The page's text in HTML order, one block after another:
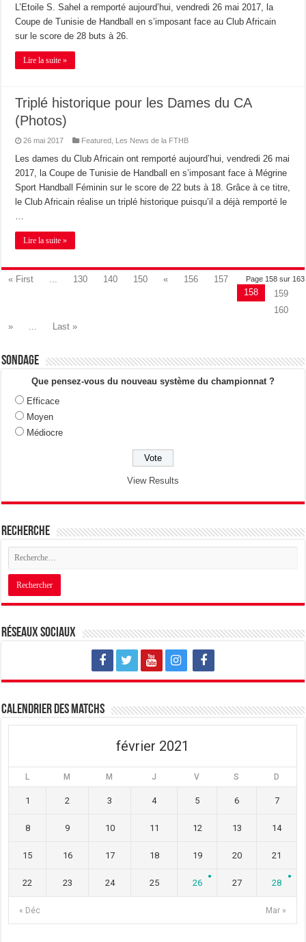
L’Etoile S. Sahel a remporté aujourd’hui, vendredi 26 mai 2017, la
Coupe de Tunisie de Handball en s’imposant face au Club Africain
sur le score de 28 buts à 26.
Lire la suite »
Triplé historique pour les Dames du CA
(Photos)
26 mai 2017 Featured Les News de la FTHB
Les dames du Club Africain ont remporté aujourd’hui, vendredi 26 mai
2017, la Coupe de Tunisie de Handball en s’imposant face à Mégrine
Sport Handball Féminin sur le score de 22 buts à 18. Grâce à ce titre,
le Club Africain réalise un triplé historique puisqu’il a déjà remporté le
Lire la suite »
Page 158 sur 163
« First 130 140 150 « 156
157
158
159
160
»
Last »
Sondage
Que pensez-vous du nouveau système du championnat ?
Efficace
Moyen
Médiocre
View Results
Recherche
Réseaux sociaux
Calendrier des matchs
février 2021
L M M J V S D
« Déc Mar »
1 2 3 4 5 6 7
8 9 10 11 12 13 14
15 16 17 18 19 20 21
22 23 24 25 26 27 28